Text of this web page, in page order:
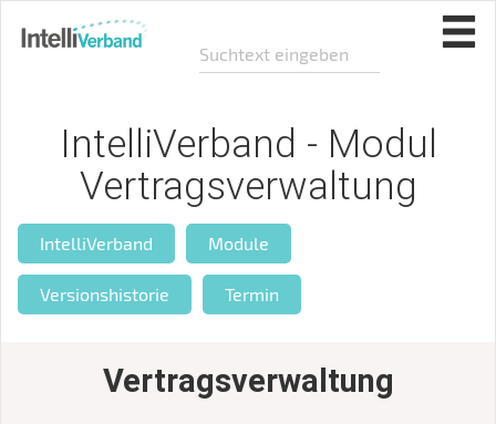
IntelliVerband - Modul
Vertragsverwaltung
IntelliVerband Module
Versionshistorie Termin
Vertragsverwaltung